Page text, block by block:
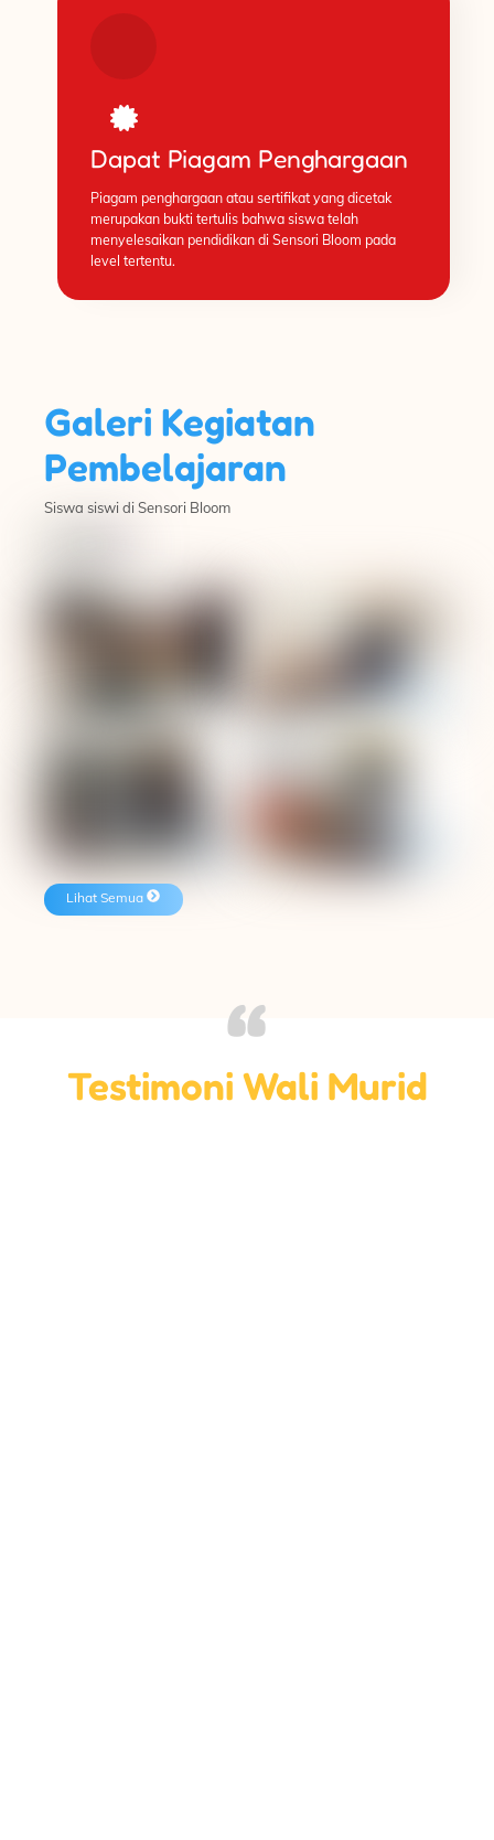
Dapat Piagam Penghargaan
Piagam penghargaan atau sertifikat yang dicetak
merupakan bukti tertulis bahwa siswa telah
menyelesaikan pendidikan di Sensori Bloom pada
level tertentu.
Galeri Kegiatan
Pembelajaran
Siswa siswi di Sensori Bloom
Lihat Semua
“
Testimoni Wali Murid